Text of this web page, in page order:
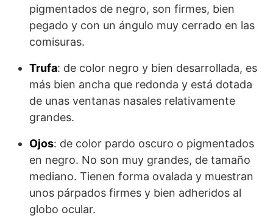
pigmentados de negro, son firmes, bien
pegado y con un ángulo muy cerrado en las
comisuras.
Trufa: de color negro y bien desarrollada, es
más bien ancha que redonda y está dotada
de unas ventanas nasales relativamente
grandes.
Ojos: de color pardo oscuro o pigmentados
en negro. No son muy grandes, de tamaño
mediano. Tienen forma ovalada y muestran
unos párpados firmes y bien adheridos al
globo ocular.